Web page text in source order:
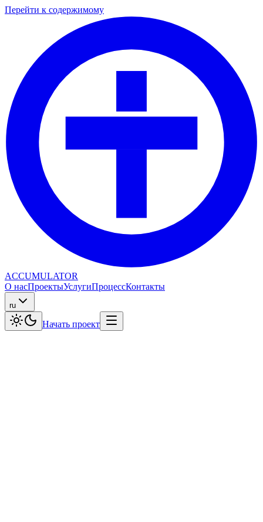
Перейти к содержимому
ACCUMULATOR
О насПроектыУслугиПроцессКонтакты
ru
Начать проект